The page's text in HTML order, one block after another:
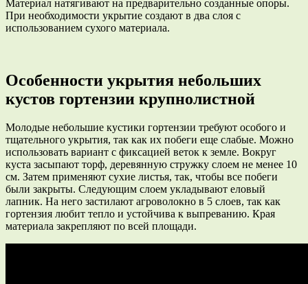
Материал натягивают на предварительно созданные опоры.
При необходимости укрытие создают в два слоя с
использованием сухого материала.
Особенности укрытия небольших
кустов гортензии крупнолистной
Молодые небольшие кустики гортензии требуют особого и
тщательного укрытия, так как их побеги еще слабые. Можно
использовать вариант с фиксацией веток к земле. Вокруг
куста засыпают торф, деревянную стружку слоем не менее 10
см. Затем применяют сухие листья, так, чтобы все побеги
были закрыты. Следующим слоем укладывают еловый
лапник. На него застилают агроволокно в 5 слоев, так как
гортензия любит тепло и устойчива к выпреванию. Края
материала закрепляют по всей площади.